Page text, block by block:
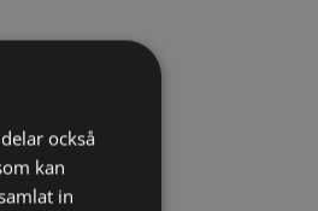
också
kan
in